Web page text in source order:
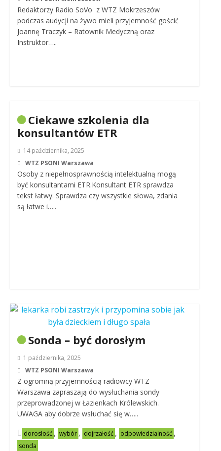
Redaktorzy Radio SoVo z WTZ Mokrzeszów
podczas audycji na żywo mieli przyjemność gościć
Joannę Traczyk – Ratownik Medyczną oraz
Instruktor…..
Ciekawe szkolenia dla
konsultantów ETR
14 października, 2025
WTZ PSONI Warszawa
Osoby z niepełnosprawnością intelektualną mogą
być konsultantami ETR.Konsultant ETR sprawdza
tekst łatwy. Sprawdza czy wszystkie słowa, zdania
są łatwe i…..
Sonda – być dorosłym
1 października, 2025
WTZ PSONI Warszawa
Z ogromną przyjemnością radiowcy WTZ
Warszawa zapraszają do wysłuchania sondy
przeprowadzonej w Łazienkach Królewskich.
UWAGA aby dobrze wsłuchać się w…..
dorosłość , wybór , dojrzałość , odpowiedzialność ,
sonda